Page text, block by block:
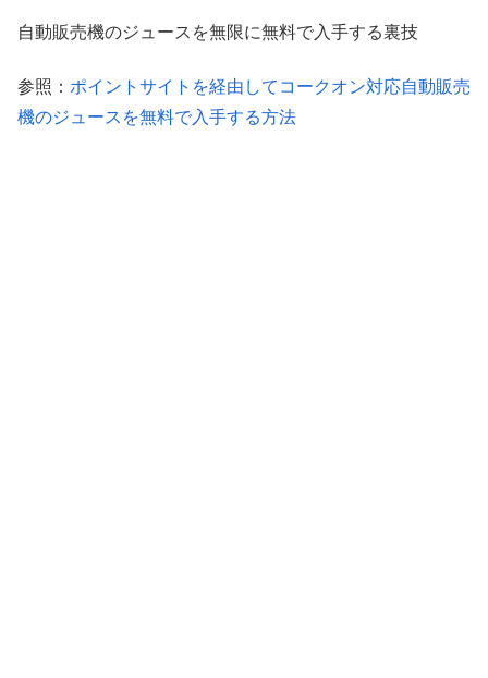
自動販売機のジュースを無限に無料で入手する裏技
参照： ポイントサイトを経由してコークオン対応自動販売
機のジュースを無料で入手する方法